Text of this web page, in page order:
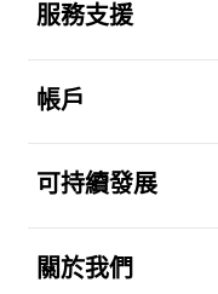
服務支援
帳戶
可持續發展
關於我們